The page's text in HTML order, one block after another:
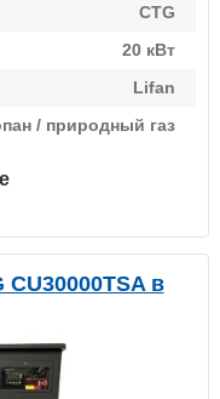
CTG
20 кВт
Lifan
/ природный газ
CU30000TSA в